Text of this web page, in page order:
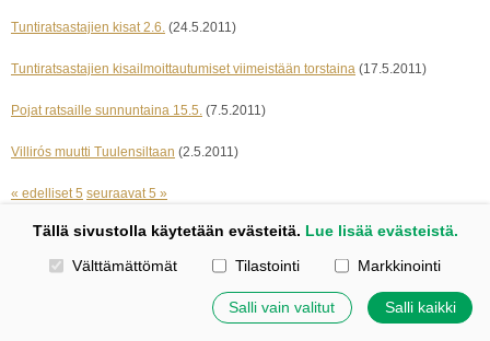
Tuntiratsastajien kisat 2.6. (24.5.2011)
Tuntiratsastajien kisailmoittautumiset viimeistään torstaina (17.5.2011)
Pojat ratsaille sunnuntaina 15.5. (7.5.2011)
Villirós muutti Tuulensiltaan (2.5.2011)
« edelliset 5 seuraavat 5 »
Tehty Yhdistysavaimella |Evästeet
Tällä sivustolla käytetään evästeitä. Lue lisää evästeistä.
Valitse käytettävät evästeet
Välttämättömät Tilastointi Markkinointi
Salli vain valitut Salli kaikki